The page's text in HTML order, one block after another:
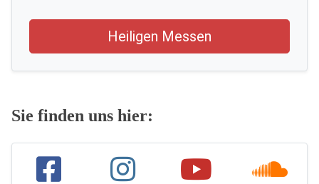
Heiligen Messen
Sie finden uns hier: